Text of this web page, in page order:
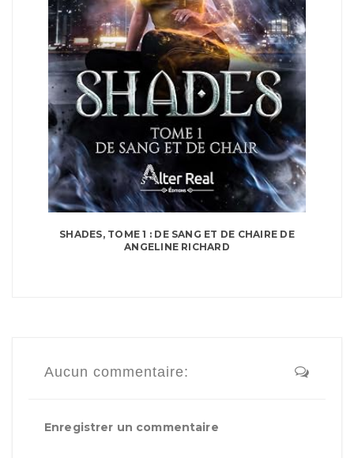
SHADES, TOME 1 : DE SANG ET DE CHAIRE DE
ANGELINE RICHARD
Aucun commentaire:
Enregistrer un commentaire